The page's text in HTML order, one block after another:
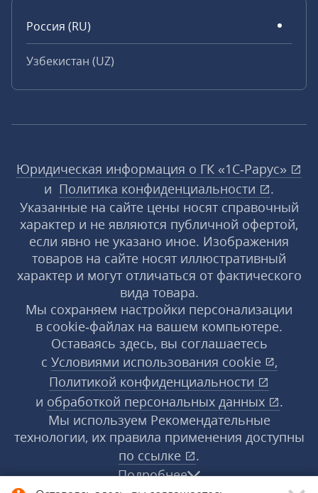
Россия (RU)
Узбекистан (UZ)
Юридическая информация о ГК «1С‑Рарус»
и Политика конфиденциальности
.
Указанные на сайте цены носят справочный
характер и не являются публичной офертой,
если явно не указано иное. Изображения
товаров на сайте носят иллюстративный
характер и могут отличаться от фактического
вида товара.
Мы сохраняем настройки персонализации
в cookie‑файлах на вашем компьютере.
Оставаясь здесь, вы соглашаетесь
с Условиями использования cookie
,
Политикой конфиденциальности
и обработкой персональных данных
.
Мы используем Рекомендательные
технологии, их правила применения доступны
по ссылке
.
Подробнее